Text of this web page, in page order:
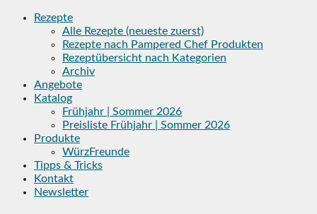
Skip
Rezepte
Alle Rezepte (neueste zuerst)
Rezepte nach Pampered Chef Produkten
Rezeptübersicht nach Kategorien
Archiv
Angebote
Katalog
Frühjahr | Sommer 2026
Preisliste Frühjahr | Sommer 2026
Produkte
WürzFreunde
Tipps & Tricks
Kontakt
Newsletter